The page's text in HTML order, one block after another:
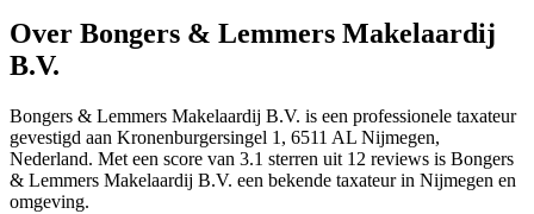
Over Bongers & Lemmers Makelaardij
B.V.
Bongers & Lemmers Makelaardij B.V. is een professionele taxateur
gevestigd aan Kronenburgersingel 1, 6511 AL Nijmegen,
Nederland. Met een score van 3.1 sterren uit 12 reviews is Bongers
& Lemmers Makelaardij B.V. een bekende taxateur in Nijmegen en
omgeving.